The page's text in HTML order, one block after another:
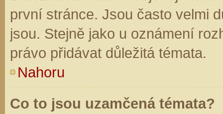
první stránce. Jsou často velmi
jsou. Stejně jako u oznámení
právo přidávat důležitá témata.
Nahoru
Co to jsou uzamčená témata?